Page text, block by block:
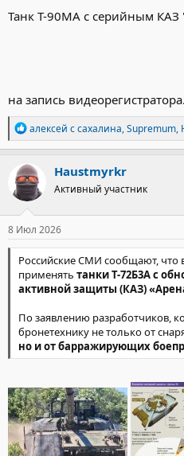
Танк Т-90МА с серийным КАЗ
на запись видеорегистратора.
Р
е
а
к
ц
и
и
:
алексей с сахалина,Supremum,
Haustmyrkr
Активный участник
8 Июл 2026
Российские СМИ сообщают, что
применять танки Т-72Б3А с
активной защиты (КАЗ)
По заявлению разработчиков,
бронетехнику не только от
но и от барражирующих